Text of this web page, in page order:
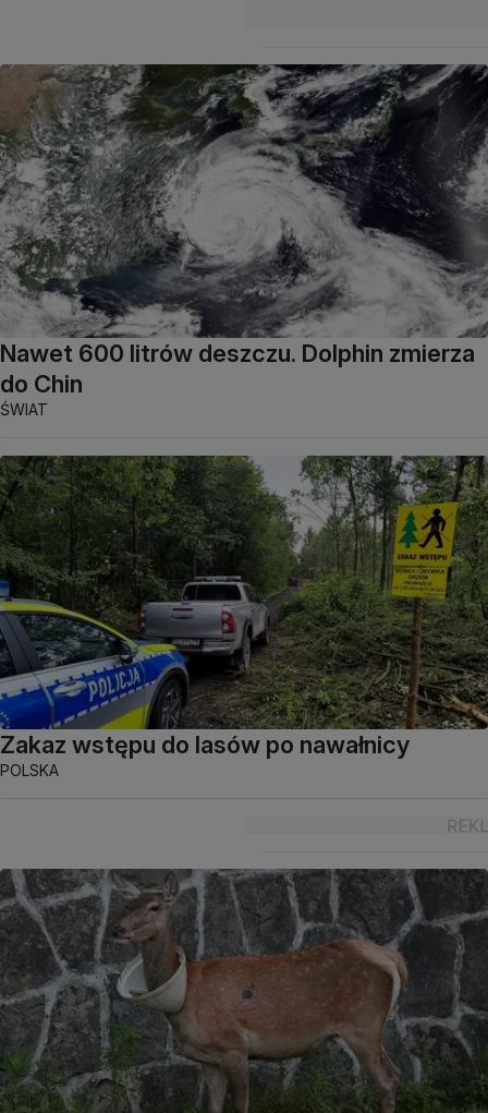
Nawet 600 litrów deszczu. Dolphin zmierza
do Chin
ŚWIAT
Zakaz wstępu do lasów po nawałnicy
POLSKA